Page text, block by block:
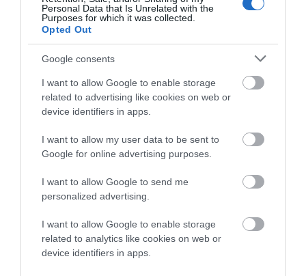
Personal Data that Is Unrelated with the
Purposes for which it was collected.
Opted Out
Google consents
I want to allow Google to enable storage
related to advertising like cookies on web or
device identifiers in apps.
I want to allow my user data to be sent to
Google for online advertising purposes.
I want to allow Google to send me
personalized advertising.
I want to allow Google to enable storage
related to analytics like cookies on web or
device identifiers in apps.
Προτεινόμενα άρθρα
Η νεολαία της Άνδρου είναι εδώ. Χρειάζεται όμως